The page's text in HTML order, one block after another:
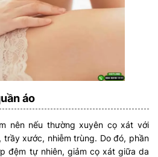
áo
nên nếu thường xuyên cọ xát với
xước, nhiễm trùng. Do đó, phần
đệm tự nhiên, giảm cọ xát giữa da